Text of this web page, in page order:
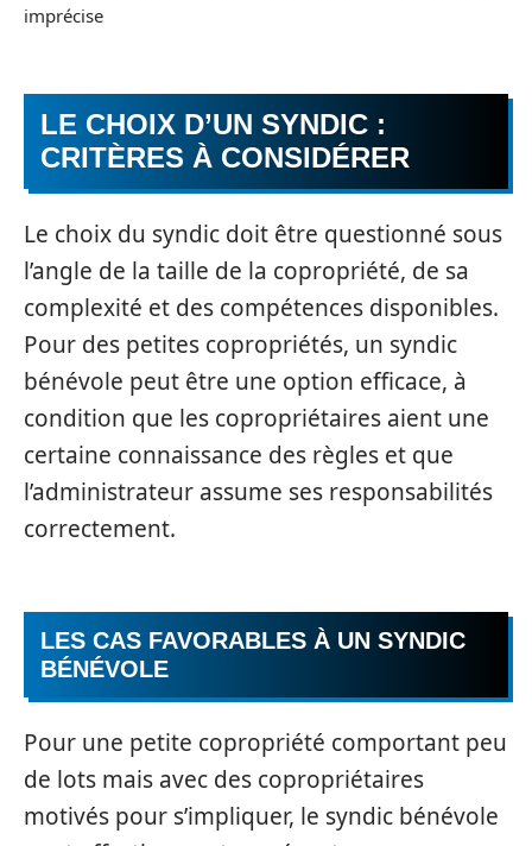
imprécise
LE CHOIX D’UN SYNDIC :
CRITÈRES À CONSIDÉRER
Le choix du syndic doit être questionné sous
l’angle de la taille de la copropriété, de sa
complexité et des compétences disponibles.
Pour des petites copropriétés, un syndic
bénévole peut être une option efficace, à
condition que les copropriétaires aient une
certaine connaissance des règles et que
l’administrateur assume ses responsabilités
correctement.
LES CAS FAVORABLES À UN SYNDIC
BÉNÉVOLE
Pour une petite copropriété comportant peu
de lots mais avec des copropriétaires
motivés pour s’impliquer, le syndic bénévole